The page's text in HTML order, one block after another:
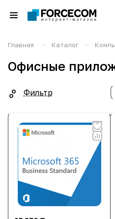
Главная – Каталог –
Офисные
Фильтр